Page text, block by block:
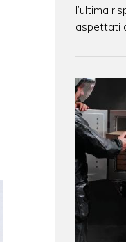
l’ultima
aspettati